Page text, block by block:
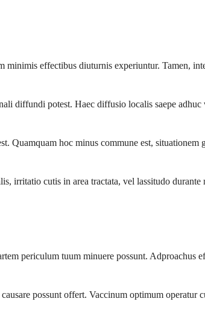
effectibus diuturnis experiuntur. Tamen,
diffundi potest. Haec diffusio localis saepe
Quamquam hoc minus commune est,
irritatio cutis in area tractata, vel lassitudo
periculum tuum minuere possunt. Adproachus
possunt offert. Vaccinum optimum operatur